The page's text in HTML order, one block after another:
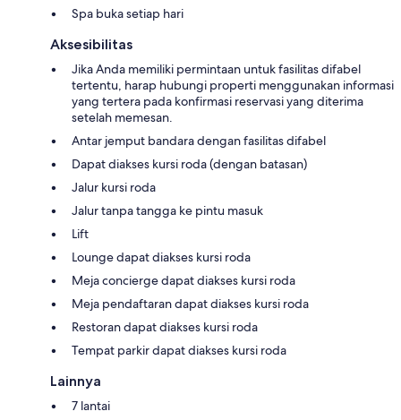
Spa buka setiap hari
Aksesibilitas
Jika Anda memiliki permintaan untuk fasilitas difabel
tertentu, harap hubungi properti menggunakan informasi
yang tertera pada konfirmasi reservasi yang diterima
setelah memesan.
Antar jemput bandara dengan fasilitas difabel
Dapat diakses kursi roda (dengan batasan)
Jalur kursi roda
Jalur tanpa tangga ke pintu masuk
Lift
Lounge dapat diakses kursi roda
Meja concierge dapat diakses kursi roda
Meja pendaftaran dapat diakses kursi roda
Restoran dapat diakses kursi roda
Tempat parkir dapat diakses kursi roda
Lainnya
7 lantai